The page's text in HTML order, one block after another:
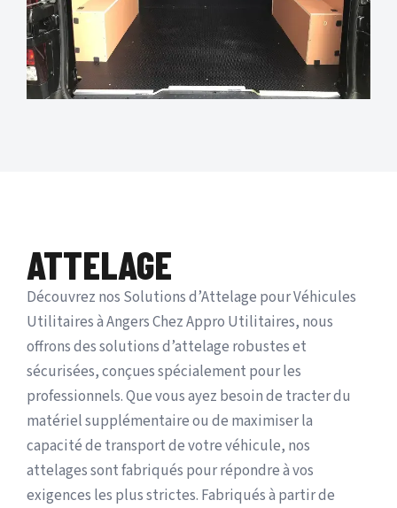
ATTELAGE
Découvrez nos Solutions d’Attelage pour Véhicules
Utilitaires à Angers Chez Appro Utilitaires, nous
offrons des solutions d’attelage robustes et
sécurisées, conçues spécialement pour les
professionnels. Que vous ayez besoin de tracter du
matériel supplémentaire ou de maximiser la
capacité de transport de votre véhicule, nos
attelages sont fabriqués pour répondre à vos
exigences les plus strictes. Fabriqués à partir de